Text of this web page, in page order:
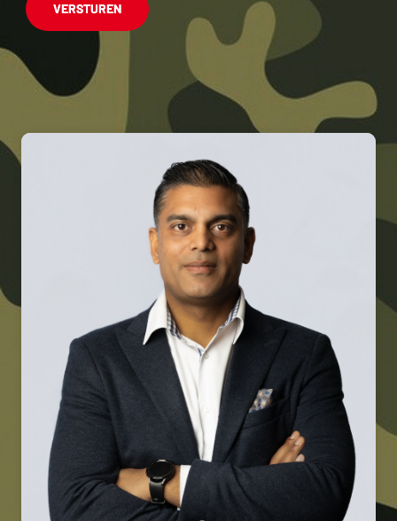
VERSTUREN